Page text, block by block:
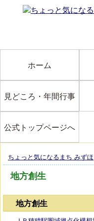
ホーム
見どころ・年間行事
公式トップページへ
ちょっと気になるまち みずほ
地方創生
地方創生